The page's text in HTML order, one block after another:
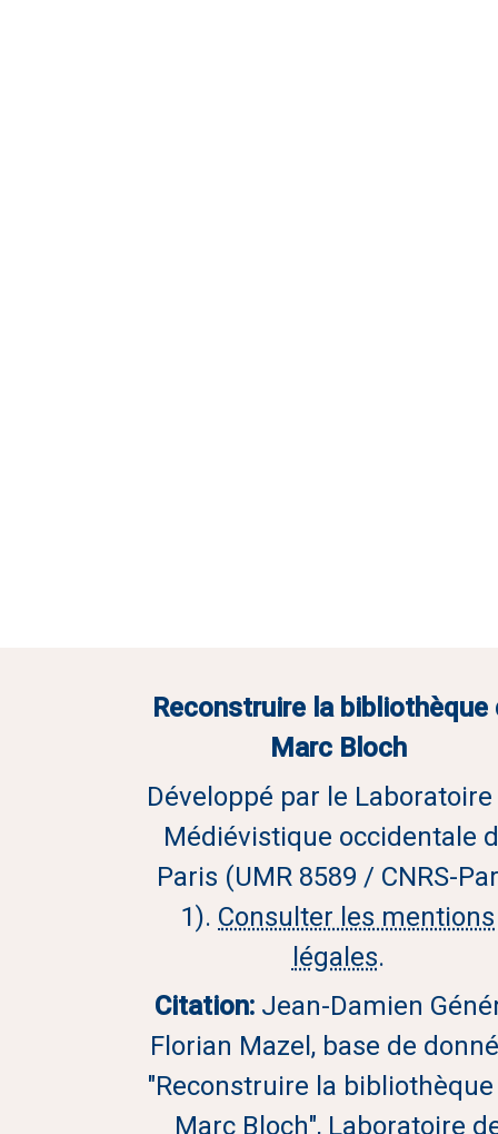
Reconstruire la bibliothèque
Marc Bloch
Développé par le
Médiévistique occidentale
Paris (UMR 8589 / CNRS-
1). Consulter les mentions
légales.
Citation: Jean-Damien
Florian Mazel, base de
"Reconstruire la
Marc Bloch", Laboratoire